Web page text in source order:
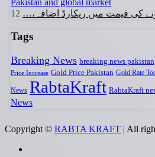
کی قیمت میں ریکارڈ اضافہ،…
Tags
Breaking News breaking news pakistan
Price Increase Gold Price Pakistan Gold Rate
News RabtaKraft RabtaKraft
News
Copyright © RABTA KRAFT | All